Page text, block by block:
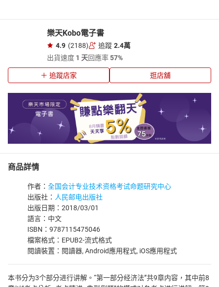
樂天Kobo電子書
4.9 (2188) 追蹤 2.4萬
出貨速度 1 天回應率57%
追蹤店家 逛店舖
商品詳情
作者： 全国会计专业技术资格考试命题研究中心
出版社： 人民邮电出版社
出版日期：2018/03/01
語言：中文
ISBN：9787115475046
檔案格式：EPUB2-流式格式
閱讀裝置：閱讀器, Android應用程式, iOS應用程式
本书分为3个部分进行讲解。“第一部分经济法”共9章内容，其中前8